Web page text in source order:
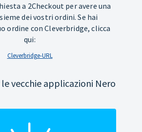
a 2Checkout per avere una
dei vostri ordini. Se hai
con Cleverbridge, clicca
qui:
Cleverbridge-URL
vecchie applicazioni Nero